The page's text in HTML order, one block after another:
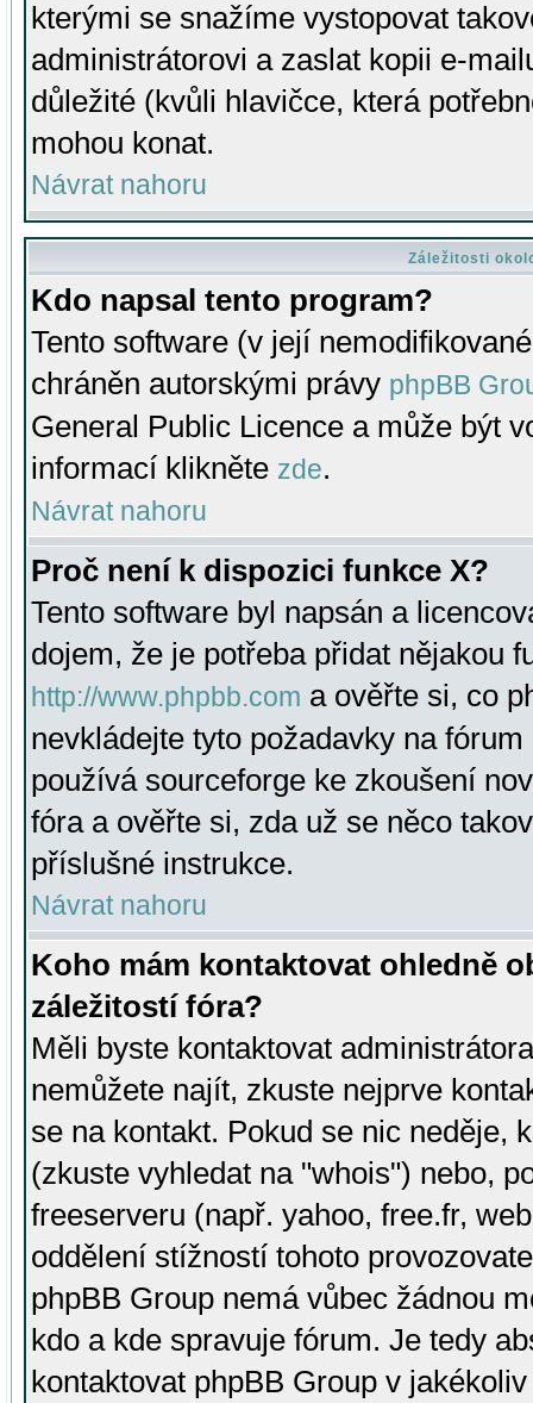
kterými se snažíme vystopovat
administrátorovi a zaslat kopii e-
důležité (kvůli hlavičce, která
mohou konat.
Návrat nahoru
Záležitosti
Kdo napsal tento program?
Tento software (v její
chráněn autorskými právy phpBB
General Public Licence a může být
informací klikněte zde.
Návrat nahoru
Proč není k dispozici funkce X?
Tento software byl napsán a
dojem, že je potřeba přidat nějakou
http://www.phpbb.com a ověřte si, co
nevkládejte tyto požadavky na
používá sourceforge ke zkoušení
fóra a ověřte si, zda už se něco
příslušné instrukce.
Návrat nahoru
Koho mám kontaktovat ohledně
záležitostí fóra?
Měli byste kontaktovat
nemůžete najít, zkuste nejprve
se na kontakt. Pokud se nic neděje,
(zkuste vyhledat na "whois") nebo,
freeserveru (např. yahoo, free.fr,
oddělení stížností tohoto
phpBB Group nemá vůbec žádnou
kdo a kde spravuje fórum. Je tedy
kontaktovat phpBB Group v